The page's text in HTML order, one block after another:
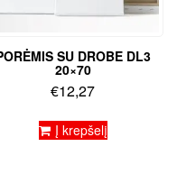
SU DROBE DL3
20×70
€12,27
Į krepšelį